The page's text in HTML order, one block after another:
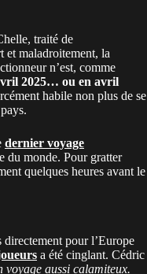
traité de
maladroitement, la
n’est, comme
2025… ou en avril
habile non plus de se
dernier voyage
du monde. Pour gratter
quelques heures avant le
pour l’Europe
a été cinglant. Cédric
voyage aussi calamiteux.